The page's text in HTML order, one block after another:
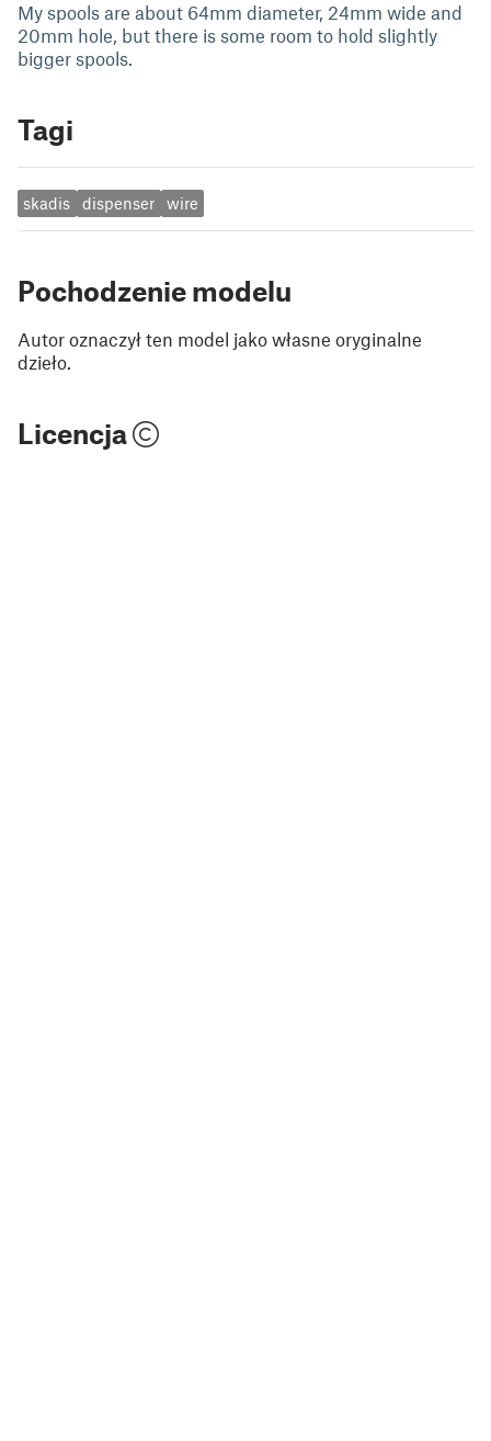
My spools are about 64mm diameter, 24mm wide and
20mm hole, but there is some room to hold slightly
bigger spools.
Tagi
skadis dispenser wire
Pochodzenie modelu
Autor oznaczył ten model jako własne oryginalne
dzieło.
Licencja